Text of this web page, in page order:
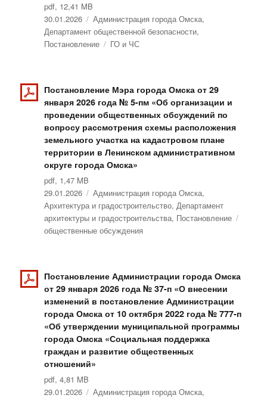
pdf, 12,41 MB
Опубликовано
30.01.2026 Рубрики
Администрация города Омска,
Департамент общественной безопасности,
Постановление
Метки
ГО и ЧС
Постановление Мэра города Омска от 29
января 2026 года № 5-пм «Об организации и
проведении общественных обсуждений по
вопросу рассмотрения схемы расположения
земельного участка на кадастровом плане
территории в Ленинском административном
округе города Омска»
pdf, 1,47 MB
Опубликовано
29.01.2026 Рубрики
Администрация города Омска,
Архитектура и градостроительство,Департамент
архитектуры и градостроительства, Постановление
общественные обсуждения
Постановление Администрации города Омска
от 29 января 2026 года № 37-п «О внесении
изменений в постановление Администрации
города Омска от 10 октября 2022 года № 777-п
«Об утверждении муниципальной программы
города Омска «Социальная поддержка
граждан и развитие общественных
отношений»
pdf, 4,81 MB
Опубликовано
29.01.2026 Рубрики
Администрация города Омска,